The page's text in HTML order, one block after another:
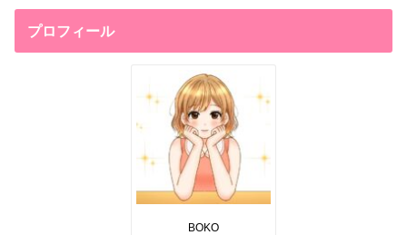
プロフィール
BOKO